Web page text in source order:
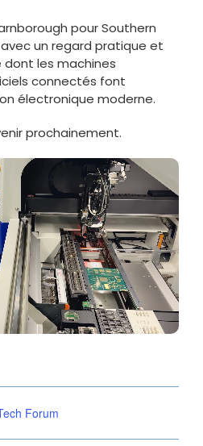
pour Southern
un regard pratique et
les machines
connectés font
électronique moderne.
prochainement.
Forum